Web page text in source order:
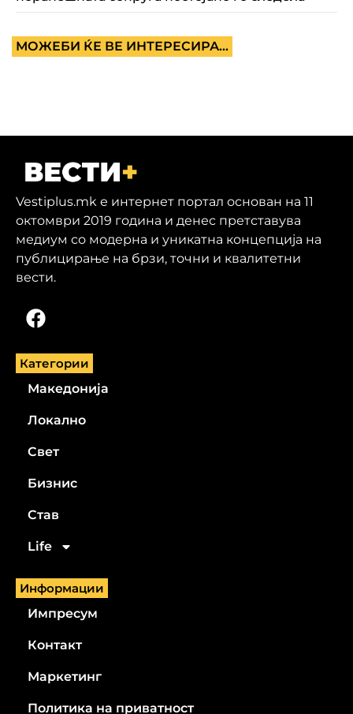
МОЖЕБИ ЌЕ ВЕ ИНТЕРЕСИРА...
Vestiplus.mk е интернет портал основан на 11
октомври 2019 година и денес претставува
медиум со модерна и уникатна концепција на
публицирање на брзи, точни и квалитетни
вести.
Категории
Македонија
Локално
Свет
Бизнис
Став
Life
Информации
Импресум
Контакт
Маркетинг
Политика на приватност